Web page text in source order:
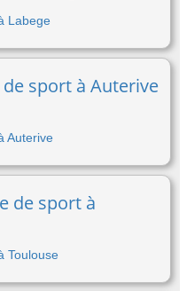
Labege
sport à Auterive
Auterive
de sport à
Toulouse